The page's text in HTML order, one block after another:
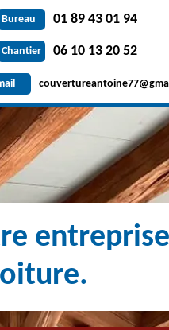
Bureau 01 89 43 01 94
Chantier 06 10 13 20 52